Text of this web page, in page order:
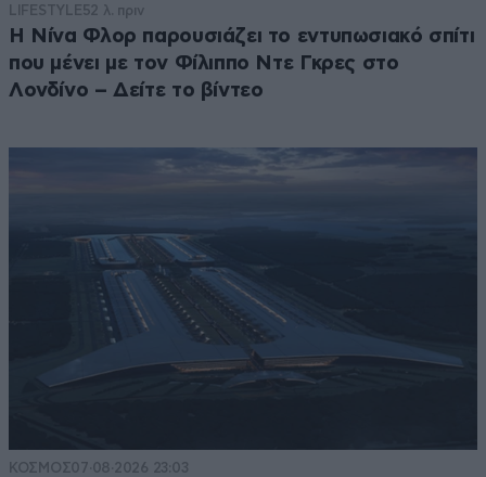
LIFESTYLE52 λ. πριν
Η Νίνα Φλορ παρουσιάζει το εντυπωσιακό σπίτι
που μένει με τον Φίλιππο Ντε Γκρες στο
Λονδίνο – Δείτε το βίντεο
ΚΟΣΜΟΣ07·08·2026 23:03